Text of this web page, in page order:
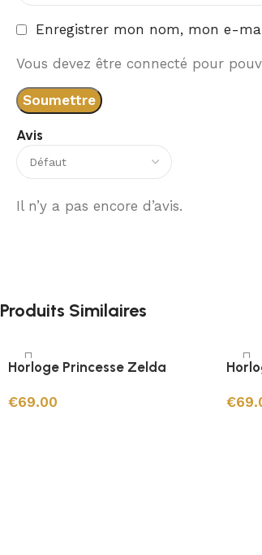
Avis
Il n’y a pas encore d’avis.
Enregistrer mon nom, mon e-
Vous devez être connecté pour
Produits Similaires
Horloge Princesse Zelda
€69.00 €